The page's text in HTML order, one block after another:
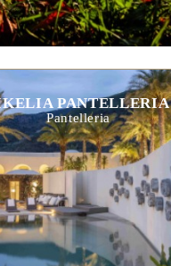
PANTELLERIA
Pantelleria